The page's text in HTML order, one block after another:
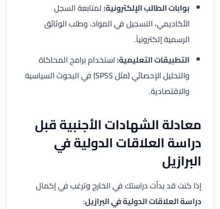
بوابات الطالب الإلكترونية:لمتابعة السجل
الأكاديمي، التسجيل في المواد، وطلب الوثائق
الرسمية إلكترونياً.
التطبيقات التعليمية:استخدام برامج المحاكاة
والتحليل الإحصائي (مثل SPSS) في البحوث السياسية
والاقتصادية.
معادلة الشهادات الأجنبية قبل
دراسة العلاقات الدولية في
البرازيل
إذا كنت قد بدأت دراستك في الخارج وترغب في إكمال
دراسة العلاقات الدولية في البرازيل: